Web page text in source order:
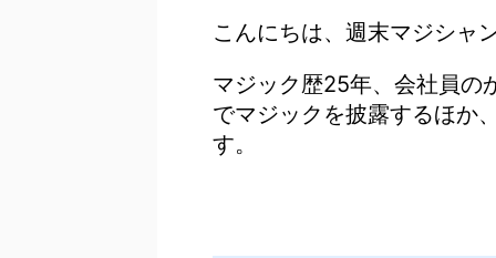
こんにちは、週末マジシャ
マジック歴25年、会社員の
でマジックを披露するほか
す。